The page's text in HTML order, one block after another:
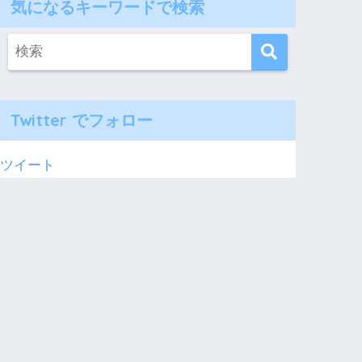
気になるキーワードで検索
Twitter でフォロー
ツイート